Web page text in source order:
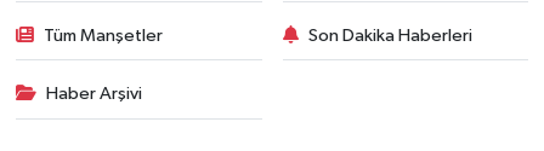
Tüm Manşetler Son Dakika Haberleri
Haber Arşivi